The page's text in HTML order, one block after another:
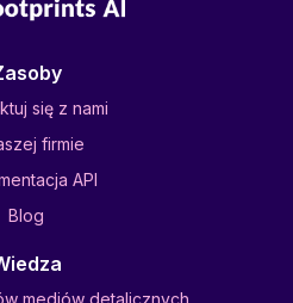
się z nami
firmie
API
Blog